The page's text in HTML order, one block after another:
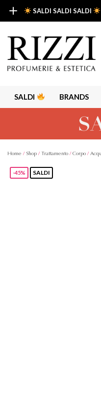
SALDI SALDI SALDI
SALDI SALDI SALDI
Fino al -50% su tantissimi
Scopri tutti i prodotti in super
SALDI BRANDS
Home / Shop / Trattamento / Corpo /
-45% SALDI